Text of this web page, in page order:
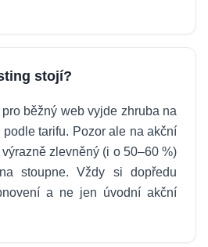
stojí?
běžný web vyjde zhruba na
tarifu. Pozor ale na akční
zlevněný (i o 50–60 %)
stoupne. Vždy si dopředu
a ne jen úvodní akční